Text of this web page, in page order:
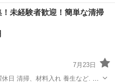
ワークの設計 ・構築 ・検証 ・保
埼玉県にあります。
未経験者歓迎！簡単な清掃
7月23日
日 清掃、材料入れ 養生など. や